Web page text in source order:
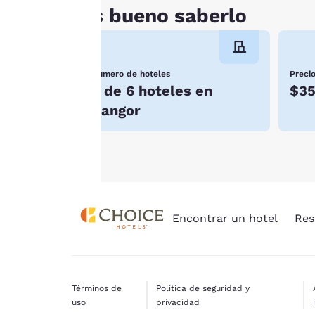
Es bueno saberlo
Número de hoteles
2 de 6 hoteles en
Bangor
consentimiento no se
Para obtener más
información, consulta
Encontrar un hotel
Términos de
uso
Política de seguridad y
privacidad